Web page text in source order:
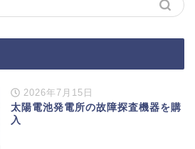
2026年7月15日
太陽電池発電所の故障探査機器を購
入